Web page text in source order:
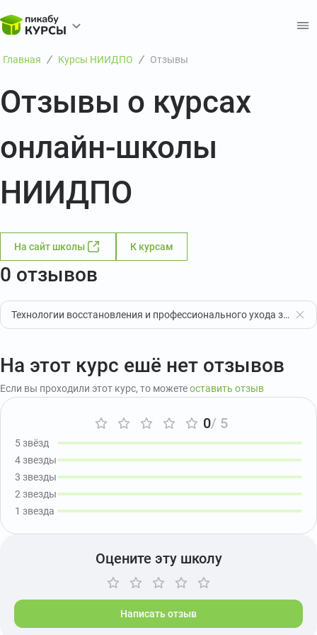
Главная Курсы НИИДПО Отзывы
Отзывы о курсах
онлайн-школы
НИИДПО
На сайт школы К курсам
0 отзывов
Технологии восстановления и профессионального ухода за волосами
На этот курс ешё нет отзывов
Если вы проходили этот курс, то можетеоставить отзыв
0/ 5
5 звёзд
4 звезды
3 звезды
2 звезды
1 звезда
Оцените эту школу
Написать отзыв